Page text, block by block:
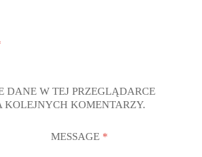
DANE W TEJ PRZEGLĄDARCE
KOLEJNYCH KOMENTARZY.
MESSAGE *